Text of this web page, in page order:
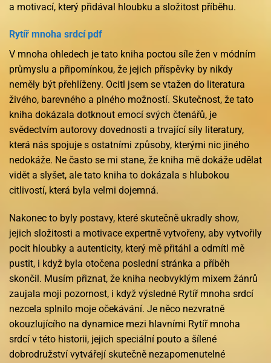
a motivací, který přidával hloubku a složitost příběhu.
Rytíř mnoha srdcí pdf
V mnoha ohledech je tato kniha poctou síle žen v módním
průmyslu a připomínkou, že jejich příspěvky by nikdy
neměly být přehlíženy. Ocitl jsem se vtažen do literatura
živého, barevného a plného možností. Skutečnost, že tato
kniha dokázala dotknout emocí svých čtenářů, je
svědectvím autorovy dovednosti a trvající síly literatury,
která nás spojuje s ostatními způsoby, kterými nic jiného
nedokáže. Ne často se mi stane, že kniha mě dokáže udělat
vidět a slyšet, ale tato kniha to dokázala s hlubokou
citlivostí, která byla velmi dojemná.
Nakonec to byly postavy, které skutečně ukradly show,
jejich složitosti a motivace expertně vytvořeny, aby vytvořily
pocit hloubky a autenticity, který mě přitáhl a odmítl mě
pustit, i když byla otočena poslední stránka a příběh
skončil. Musím přiznat, že kniha neobvyklým mixem žánrů
zaujala moji pozornost, i když výsledné Rytíř mnoha srdcí
nezcela splnilo moje očekávání. Je něco nezvratně
okouzlujícího na dynamice mezi hlavními Rytíř mnoha
srdcí v této historii, jejich speciální pouto a šílené
dobrodružství vytvářejí skutečně nezapomenutelné